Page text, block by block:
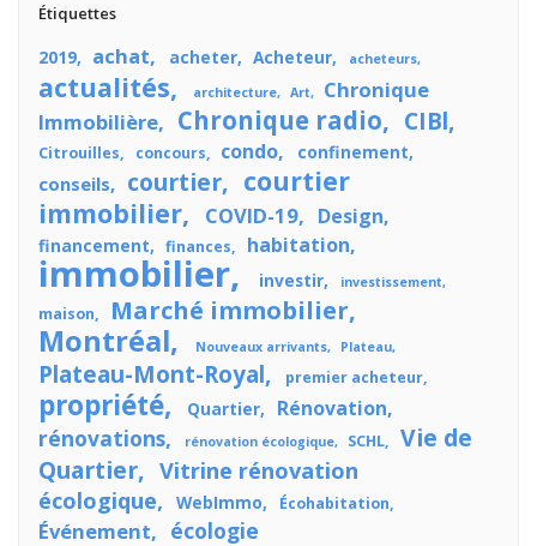
Étiquettes
2019 achat acheter Acheteur acheteurs
actualités architecture Art
Chronique
Immobilière
Chronique radio CIBl
Citrouilles concours condo confinement
conseils courtier
courtier
immobilier
COVID-19 Design
financement finances habitation
immobilier investir investissement
maison Marché immobilier
Montréal Nouveaux arrivants Plateau
Plateau-Mont-Royal premier acheteur
propriété Quartier Rénovation
rénovations rénovation écologique SCHL
Vie de
Quartier
Vitrine rénovation
écologique
WebImmo Écohabitation
Événement écologie